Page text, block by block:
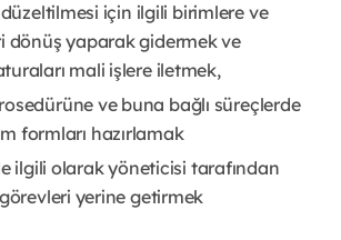
düzeltilmesi için ilgili birimlere ve
dönüş yaparak gidermek ve
mali işlere iletmek,
ve buna bağlı süreçlerde
formları hazırlamak
ilgili olarak yöneticisi tarafından
yerine getirmek